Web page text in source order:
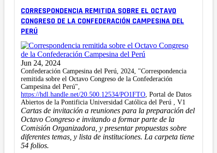
CORRESPONDENCIA REMITIDA SOBRE EL OCTAVO
CONGRESO DE LA CONFEDERACIÓN CAMPESINA DEL
PERÚ
Jun 24, 2024
Confederación Campesina del Perú, 2024, "Correspondencia
remitida sobre el Octavo Congreso de la Confederación
Campesina del Perú",
https://hdl.handle.net/20.500.12534/PO1FTO, Portal de Datos
Abiertos de la Pontificia Universidad Católica del Perú , V1
Cartas de invitación a reuniones para la preparación del
Octavo Congreso e invitando a formar parte de la
Comisión Organizadora, y presentar propuestas sobre
diferentes temas, y lista de instituciones. La carpeta tiene
54 folios.